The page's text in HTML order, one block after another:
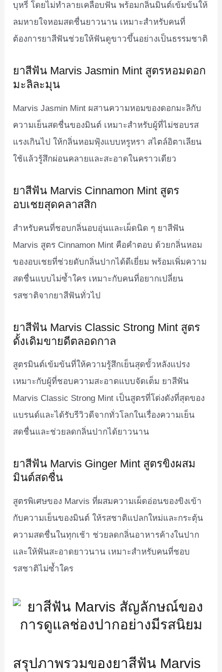
บุหรี่ โดยไม่ทำลายเคลือบฟัน พร้อมกลิ่นมินต์เข้มข้นให้
ลมหายใจหอมสดชื่นยาวนาน เหมาะสำหรับคนที่
ต้องการยาสีฟันช่วยให้ฟันดูขาวขึ้นอย่างเป็นธรรมชาติ
ยาสีฟัน Marvis Jasmin Mint สูตรหอมดอก
มะลิละมุน
Marvis Jasmin Mint ผสานความหอมของดอกมะลิกับ
ความเย็นสดชื่นของมินต์ เหมาะสำหรับผู้ที่ไม่ชอบรส
แรงเกินไป ให้กลิ่นหอมฟุ้งแบบหรูหรา สไตล์อิตาเลียน
ใช้แล้วรู้สึกผ่อนคลายและสะอาดในคราวเดียว
ยาสีฟัน Marvis Cinnamon Mint สูตร
อบเชยสุดคลาสสิก
สำหรับคนที่ชอบกลิ่นอบอุ่นและเผ็ดนิด ๆ ยาสีฟัน
Marvis สูตร Cinnamon Mint คือคำตอบ ด้วยกลิ่นหอม
ของอบเชยที่ช่วยดับกลิ่นปากได้ดีเยี่ยม พร้อมเพิ่มความ
สดชื่นแบบไม่ซ้ำใคร เหมาะกับคนที่อยากเปลี่ยน
รสชาติจากยาสีฟันทั่วไป
ยาสีฟัน Marvis Classic Strong Mint สูตร
ดั้งเดิมขายดีตลอดกาล
สูตรมินต์เข้มข้นที่ให้ความรู้สึกเย็นสุดขั้วหลังแปรง
เหมาะกับผู้ที่ชอบความสะอาดแบบจัดเต็ม ยาสีฟัน
Marvis Classic Strong Mint เป็นสูตรที่โด่งดังที่สุดของ
แบรนด์และได้รับรีวิวดีจากทั่วโลกในเรื่องความเย็น
สดชื่นและช่วยลดกลิ่นปากได้ยาวนาน
ยาสีฟัน Marvis Ginger Mint สูตรขิงผสม
มินต์สดชื่น
สูตรพิเศษของ Marvis ที่ผสมความเผ็ดอ่อนของขิงเข้า
กับความเย็นของมินต์ ให้รสชาติแปลกใหม่และกระตุ้น
ความสดชื่นในทุกเช้า ช่วยลดกลิ่นอาหารค้างในปาก
และให้ฟันสะอาดยาวนาน เหมาะสำหรับคนที่ชอบ
รสชาติไม่ซ้ำใคร
สรุปภาพรวมของยาสีฟัน Marvis